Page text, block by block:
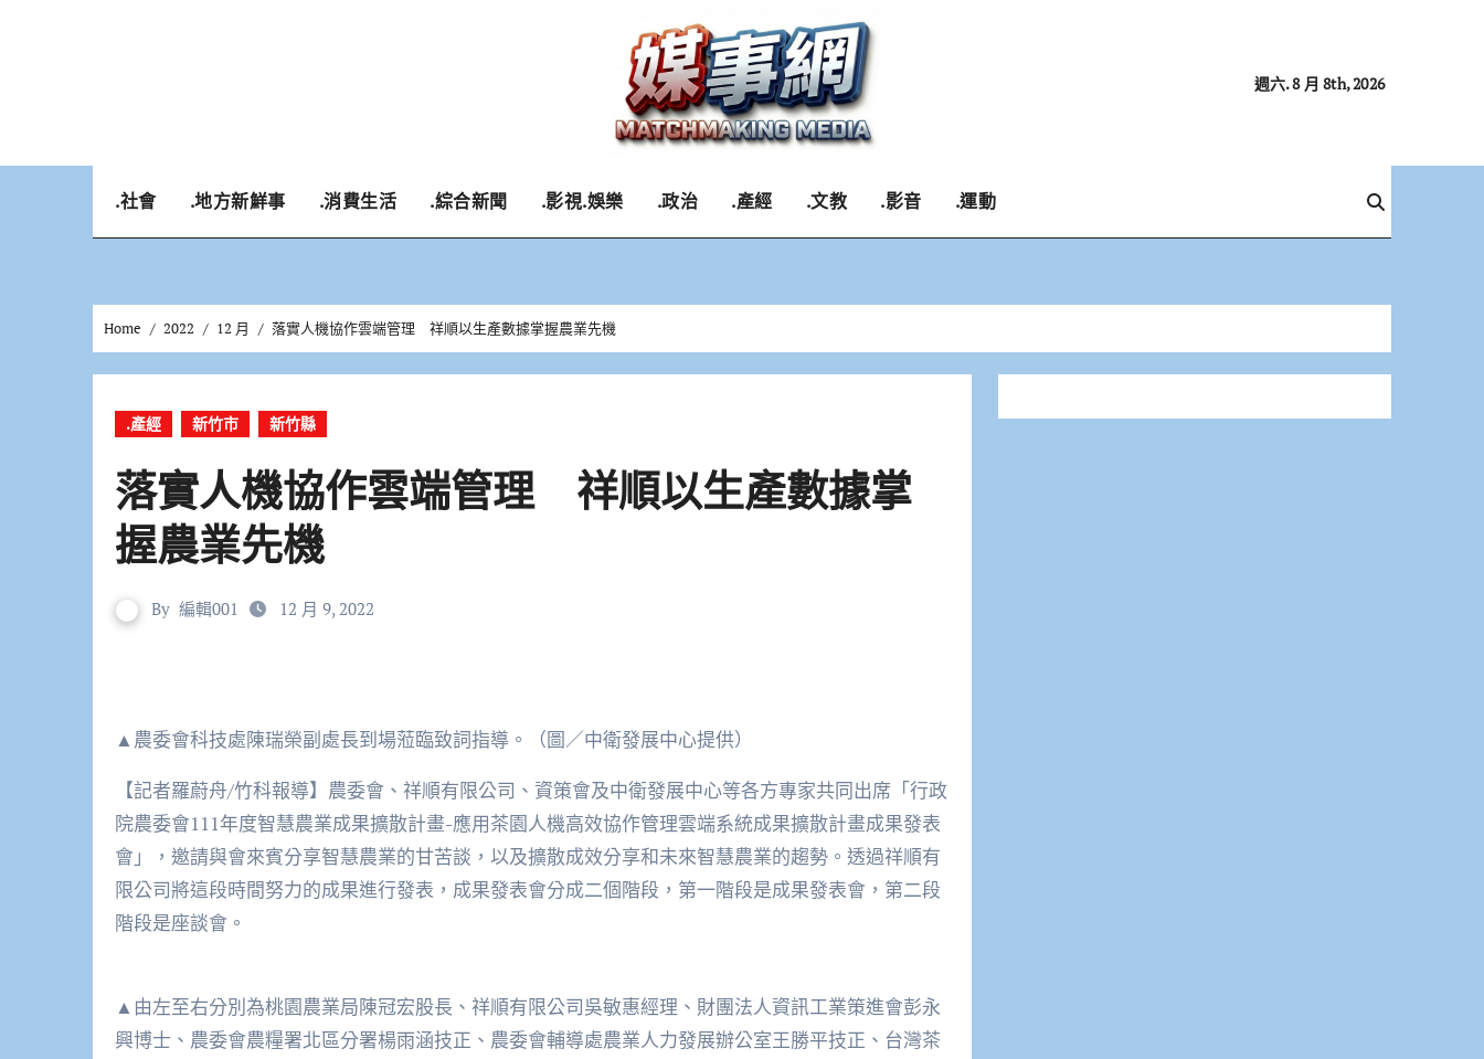
週六. 8 月 8th, 2026
.社會 .地方新鮮事 .消費生活 .綜合新聞 .影視.娛樂 .政治 .產經 .文教 .影音 .運動
Home 2022 12 月 落實人機協作雲端管理 祥順以生產數據掌握農業先機
.產經 新竹市 新竹縣
落實人機協作雲端管理 祥順以生產數據掌
握農業先機
By 編輯001 12 月 9, 2022
▲農委會科技處陳瑞榮副處長到場蒞臨致詞指導。（圖／中衛發展中心提供）
【記者羅蔚舟/竹科報導】農委會、祥順有限公司、資策會及中衛發展中心等各方專家共同出席「行政
院農委會111年度智慧農業成果擴散計畫-應用茶園人機高效協作管理雲端系統成果擴散計畫成果發表
會」，邀請與會來賓分享智慧農業的甘苦談，以及擴散成效分享和未來智慧農業的趨勢。透過祥順有
限公司將這段時間努力的成果進行發表，成果發表會分成二個階段，第一階段是成果發表會，第二段
階段是座談會。
▲由左至右分別為桃園農業局陳冠宏股長、祥順有限公司吳敏惠經理、財團法人資訊工業策進會彭永
興博士、農委會農糧署北區分署楊雨涵技正、農委會輔導處農業人力發展辦公室王勝平技正、台灣茶